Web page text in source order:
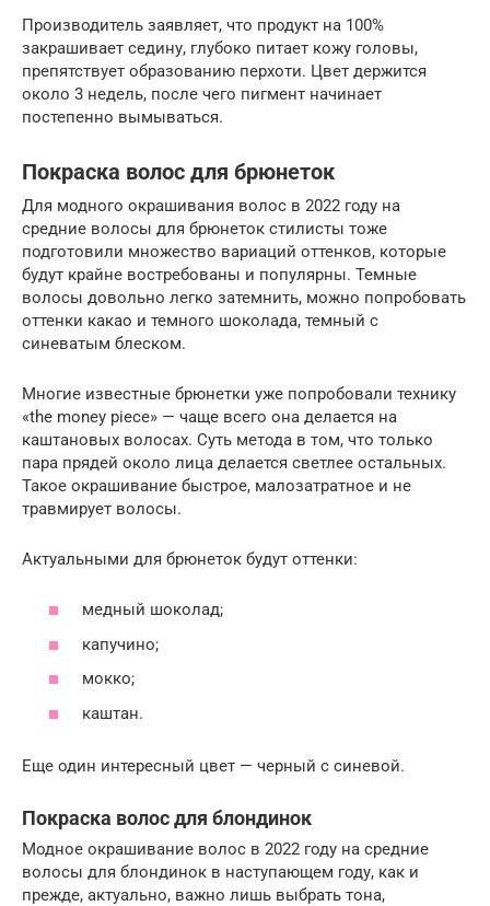
Производитель заявляет, что продукт на 100%
закрашивает седину, глубоко питает кожу головы,
препятствует образованию перхоти. Цвет держится
около 3 недель, после чего пигмент начинает
постепенно вымываться.
Покраска волос для брюнеток
Для модного окрашивания волос в 2022 году на
средние волосы для брюнеток стилисты тоже
подготовили множество вариаций оттенков, которые
будут крайне востребованы и популярны. Темные
волосы довольно легко затемнить, можно попробовать
оттенки какао и темного шоколада, темный с
синеватым блеском.
Многие известные брюнетки уже попробовали технику
«the money piece» — чаще всего она делается на
каштановых волосах. Суть метода в том, что только
пара прядей около лица делается светлее остальных.
Такое окрашивание быстрое, малозатратное и не
травмирует волосы.
Актуальными для брюнеток будут оттенки:
медный шоколад;
капучино;
мокко;
каштан.
Еще один интересный цвет — черный с синевой.
Покраска волос для блондинок
Модное окрашивание волос в 2022 году на средние
волосы для блондинок в наступающем году, как и
прежде, актуально, важно лишь выбрать тона,